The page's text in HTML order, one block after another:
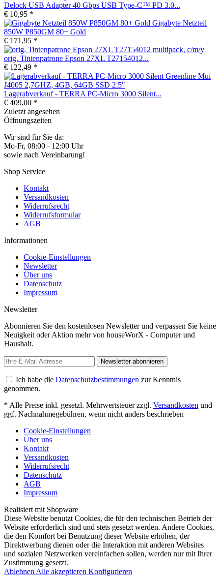
Delock USB Adapter 40 Gbps USB Type-C™ PD 3.0...
€ 10,95 *
Gigabyte Netzteil
850W P850GM 80+ Gold
€ 171,95 *
orig. Tintenpatrone Epson 27XL T27154012...
€ 122,49 *
Lagerabverkauf - TERRA PC-Micro 3000 Silent...
€ 409,00 *
Zuletzt angesehen
Öffnungszeiten
Wir sind für Sie da:
Mo-Fr, 08:00 - 12:00 Uhr
sowie nach Vereinbarung!
Shop Service
Kontakt
Versandkosten
Widerrufsrecht
Widerrufsformular
AGB
Informationen
Cookie-Einstellungen
Newsletter
Über uns
Datenschutz
Impressum
Newsletter
Abonnieren Sie den kostenlosen Newsletter und verpassen Sie keine
Neuigkeit oder Aktion mehr von houseWorX - Computer und
Haushalt.
Newsletter abonnieren
Ich habe die Datenschutzbestimmungen zur Kenntnis
genommen.
* Alle Preise inkl. gesetzl. Mehrwertsteuer zzgl. Versandkosten und
ggf. Nachnahmegebühren, wenn nicht anders beschrieben
Cookie-Einstellungen
Über uns
Kontakt
Versandkosten
Widerrufsrecht
Datenschutz
AGB
Impressum
Realisiert mit Shopware
Diese Website benutzt Cookies, die für den technischen Betrieb der
Website erforderlich sind und stets gesetzt werden. Andere Cookies,
die den Komfort bei Benutzung dieser Website erhöhen, der
Direktwerbung dienen oder die Interaktion mit anderen Websites
und sozialen Netzwerken vereinfachen sollen, werden nur mit Ihrer
Zustimmung gesetzt.
Ablehnen Alle akzeptieren Konfigurieren